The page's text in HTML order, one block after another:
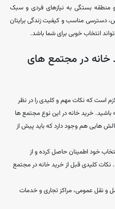
بستگی به نیازهای فردی و سبک
دسترسی مناسب و کیفیت زندگی برایتان
انتخاب خوبی برای شما باشد.
خانه در مجتمع های
است که نکات مهم و کلیدی را در نظر
باشید. خرید خانه در این نوع مجتمع ‌ها
هایی هم وجود دارد که باید پیش از
خود اطمینان حاصل کرده و از
نکات کلیدی قبل از خرید خانه در مجتمع
و نقل عمومی، مراکز تجاری و خدمات